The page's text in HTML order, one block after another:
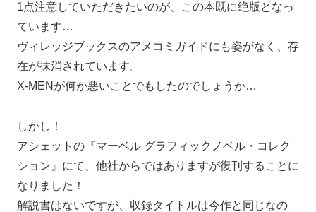
1点注意していただきたいのが、この本既に絶版となっ
ています…
ヴィレッジブックスのアメコミガイドにも姿がなく、存
在が抹消されています。
X-MENが何か悪いことでもしたのでしょうか…
しかし！
アシェットの『マーベル グラフィックノベル・コレク
ション』にて、他社からではありますが復刊することに
なりました！
解説書はないですが、収録タイトルは今作と同じなの